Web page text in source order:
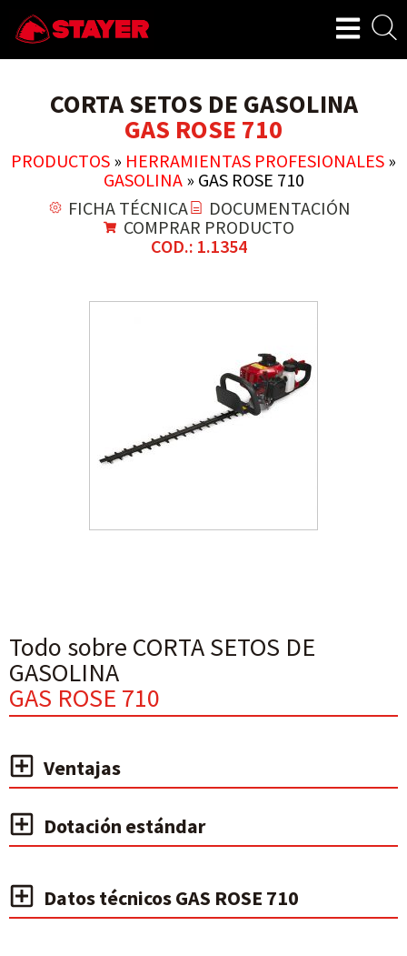
CORTA SETOS DE GASOLINA
GAS ROSE 710
PRODUCTOS » HERRAMIENTAS PROFESIONALES »
GASOLINA» GAS ROSE 710
FICHA TÉCNICA
DOCUMENTACIÓN
COMPRAR PRODUCTO
COD.: 1.1354
Todo sobre CORTA SETOS DE
GASOLINA
GAS ROSE 710
Ventajas
Dotación estándar
Datos técnicos GAS ROSE 710